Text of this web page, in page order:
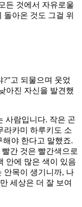
든 것에서 자유로울
아온 것도 그걸 위
고 되물으며 웃었
아진 자신을 발견했
사람입니다. 작은 곤
라카미 하루키도 소
해야 한다고 말했죠.
간 것은 빨간색으로
안에 많은 색이 있음
안목이 생기니까, 나
세상은 더 잘 보여